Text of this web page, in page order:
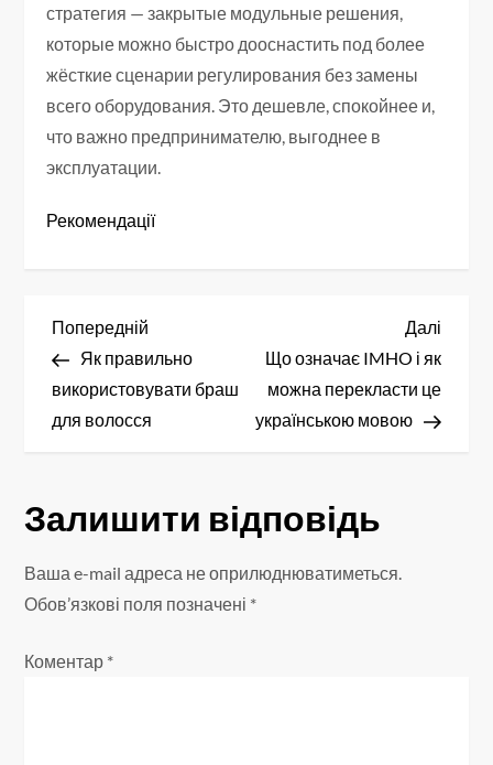
стратегия — закрытые модульные решения,
которые можно быстро дооснастить под более
жёсткие сценарии регулирования без замены
всего оборудования. Это дешевле, спокойнее и,
что важно предпринимателю, выгоднее в
эксплуатации.
Рекомендації
Н
а
в
г
а
ц
і
Попередній
запис
Попередній
Як правильно
використовувати браш
для волосся
запис
Далі
Що означає IMHO і як
можна перекласти це
українською мовою
Залишити відповідь
Ваша e-mail адреса не оприлюднюватиметься.
Обов’язкові поля позначені *
Коментар *